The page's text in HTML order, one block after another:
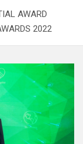
AWARD
2022